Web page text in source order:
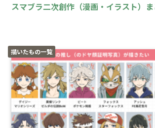
スマブラ二次創作（漫画・イラスト）
描いたもの一覧